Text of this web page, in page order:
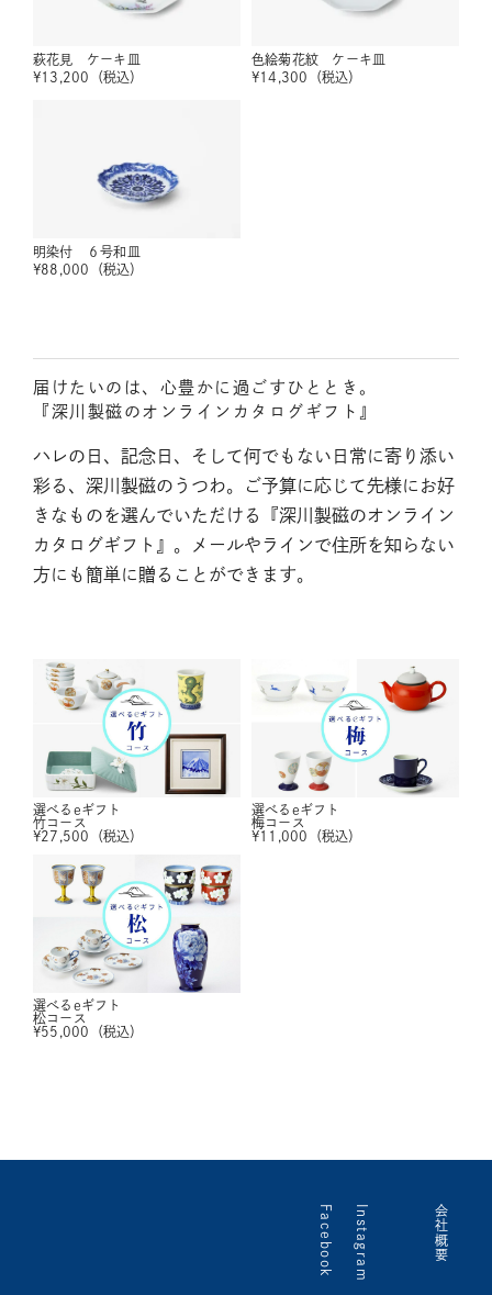
萩花見 ケーキ皿
¥13,200 （税込）
色絵菊花紋 ケーキ皿
¥14,300 （税込）
明染付 ６号和皿
¥88,000 （税込）
届けたいのは、心豊かに過ごすひととき。
『深川製磁のオンラインカタログギフト』
ハレの日、記念日、そして何でもない日常に寄り添い
彩る、深川製磁のうつわ。ご予算に応じて先様にお好
きなものを選んでいただける『深川製磁のオンライン
カタログギフト』。メールやラインで住所を知らない
方にも簡単に贈ることができます。
選べるeギフト
竹コース
¥27,500 （税込）
選べるeギフト
梅コース
¥11,000 （税込）
選べるeギフト
松コース
¥55,000 （税込）
会社概要
Instagram
Facebook